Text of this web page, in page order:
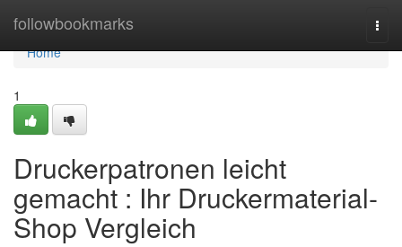
followbookmarks
Home
Home
1
Druckerpatronen leicht
gemacht : Ihr Druckermaterial-
Shop Vergleich